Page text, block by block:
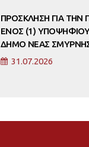
ΠΡΟΣΚΛΗΣΗ ΓΙΑ ΤΗΝ
ΕΝΟΣ (1)
ΔΗΜΟ ΝΕΑΣ
31.07.2026